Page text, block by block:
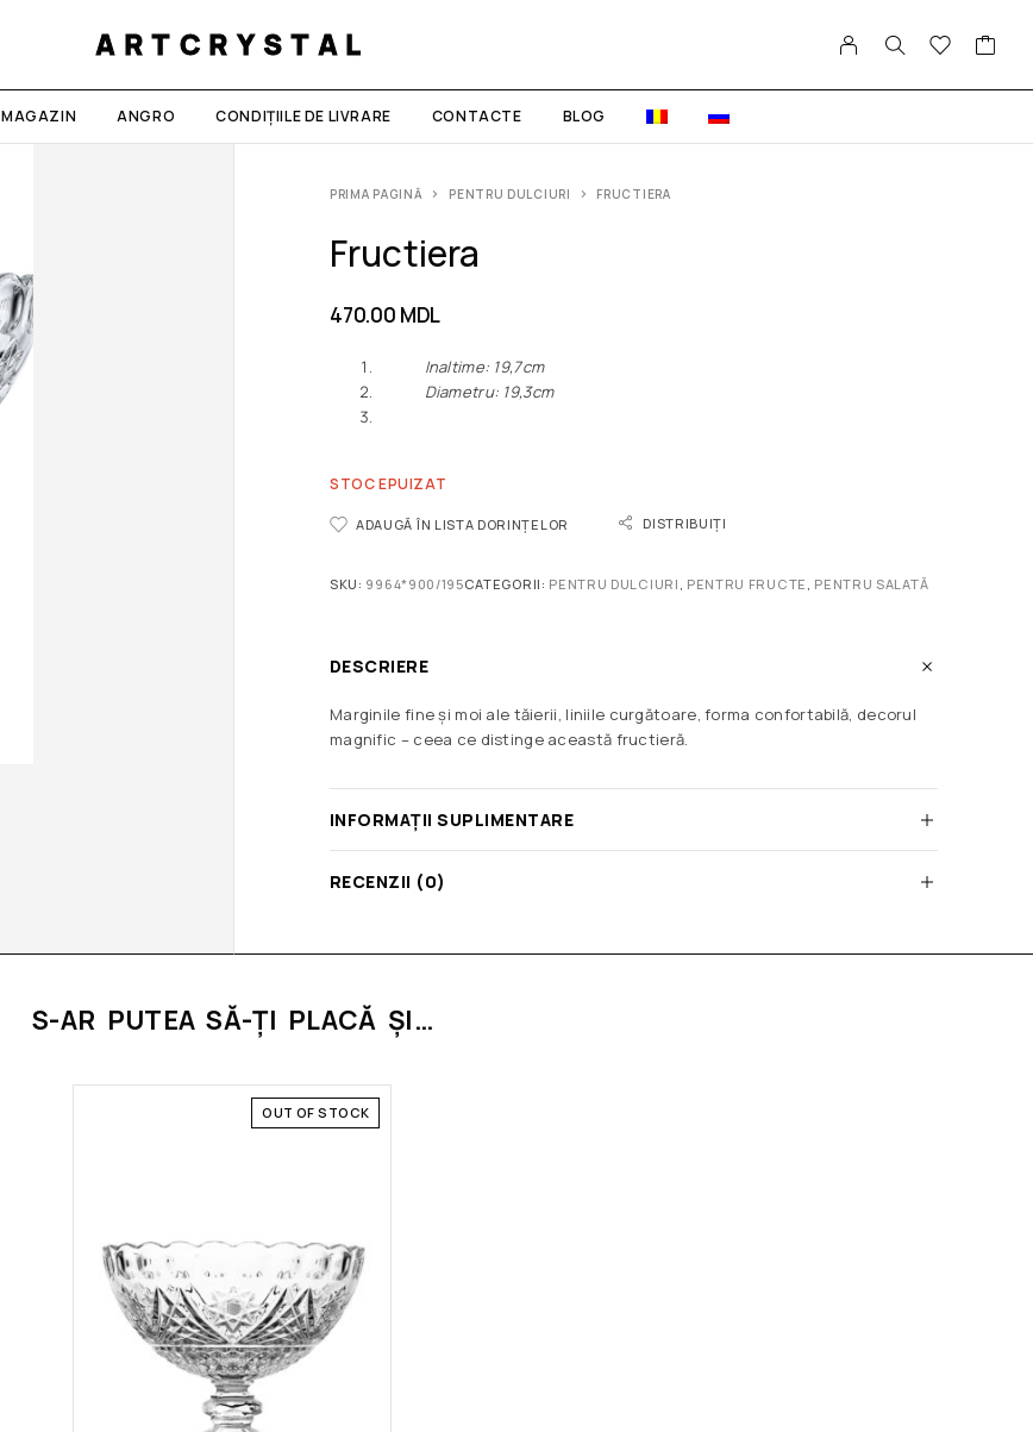
ARTCRYSTAL
MAGAZIN ANGRO CONDIȚIILE DE LIVRARE CONTACTE BLOG
PRIMA PAGINĂ PENTRU DULCIURI FRUCTIERA
Fructiera
470.00 MDL
Inaltime: 19,7cm
Diametru: 19,3cm
STOC EPUIZAT
ADAUGĂ ÎN LISTA DORINȚELOR DISTRIBUIȚI
SKU: 9964*900/195CATEGORII: PENTRU DULCIURI , PENTRU FRUCTE , PENTRU SALATĂ
DESCRIERE
Marginile fine și moi ale tăierii, liniile curgătoare, forma confortabilă, decorul
magnific – ceea ce distinge această fructieră.
INFORMAȚII SUPLIMENTARE
RECENZII (0)
S-AR PUTEA SĂ-ȚI PLACĂ ȘI…
OUT OF STOCK